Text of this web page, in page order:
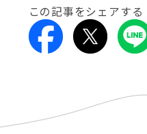
この記事をシェアする